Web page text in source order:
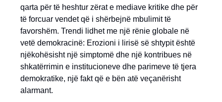
qarta për të heshtur zërat e mediave kritike dhe për
të forcuar vendet që i shërbejnë mbulimit të
favorshëm. Trendi lidhet me një rënie globale në
vetë demokracinë: Erozioni i lirisë së shtypit është
njëkohësisht një simptomë dhe një kontribues në
shkatërrimin e institucioneve dhe parimeve të tjera
demokratike, një fakt që e bën atë veçanërisht
alarmant.